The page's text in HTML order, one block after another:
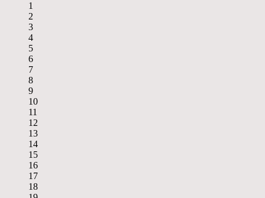
1
2
3
4
5
6
7
8
9
10
11
12
13
14
15
16
17
18